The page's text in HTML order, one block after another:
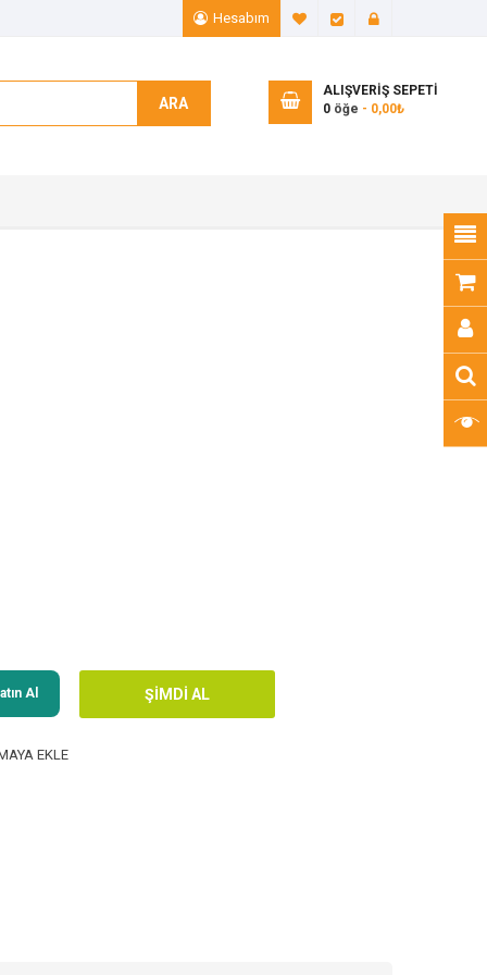
Hesabım A. Listem (0)
Ödeme
ARA
ALIŞVERIŞ SEPETI
0 öğe - 0,00₺
Al
EKLE